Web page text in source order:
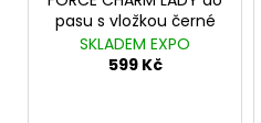
pasu s vložkou černé
SKLADEM EXPO
599 Kč